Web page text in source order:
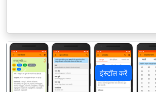
इंस्टॉल करें
पिछला